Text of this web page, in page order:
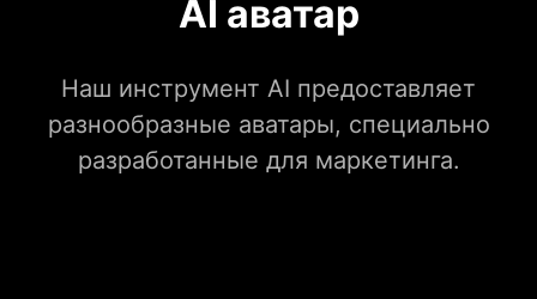
AI аватар
Наш инструмент AI предоставляет
разнообразные аватары, специально
разработанные для маркетинга.